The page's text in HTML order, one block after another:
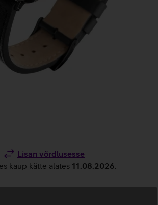
Lisan võrdlusesse
kaup kätte alates 11.08.2026